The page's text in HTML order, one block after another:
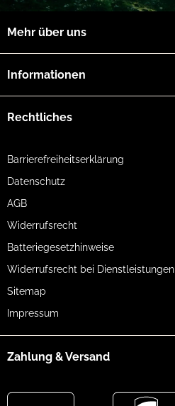
Mehr über uns
Informationen
Rechtliches
Barrierefreiheitserklärung
Datenschutz
AGB
Widerrufsrecht
Batteriegesetzhinweise
Widerrufsrecht bei Dienstleistungen
Sitemap
Impressum
Zahlung & Versand